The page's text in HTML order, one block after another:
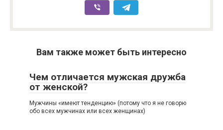
Вам также может быть интересно
Чем отличается мужская дружба
от женской?
Мужчины «имеют тенденцию» (потому что я не говорю
обо всех мужчинах или всех женщинах)